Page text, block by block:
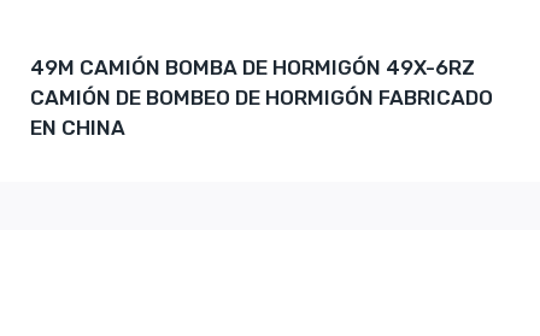
49M CAMIÓN BOMBA DE HORMIGÓN 49X-6RZ
CAMIÓN DE BOMBEO DE HORMIGÓN FABRICADO
EN CHINA